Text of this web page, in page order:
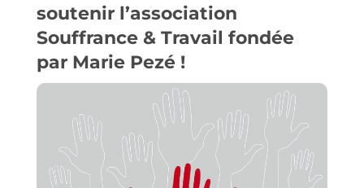
soutenir l’association
Souffrance & Travail fondée
par Marie Pezé !